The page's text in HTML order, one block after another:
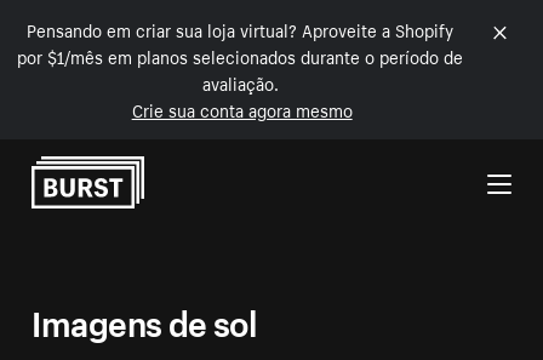
Pensando em criar sua loja virtual? Aproveite a Shopify
por $1/mês em planos selecionados durante o período de
avaliação.
Crie sua conta agora mesmo
Pular para o conteúdo
Imagens de sol